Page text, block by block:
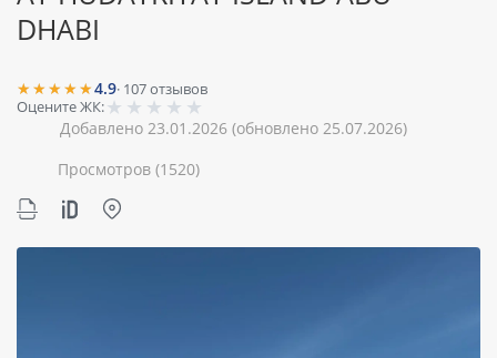
DHABI
★★★★★4.9· 107отзывов
Оцените ЖК:★ ★ ★ ★ ★
Добавлено 23.01.2026 (обновлено 25.07.2026)
Просмотров (1520)